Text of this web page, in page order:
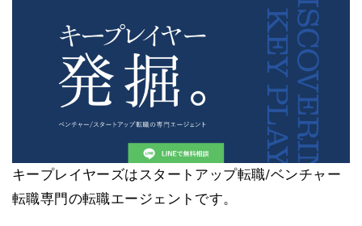
キープレイヤーズはスタートアップ転職/ベンチャー
転職専門の転職エージェントです。